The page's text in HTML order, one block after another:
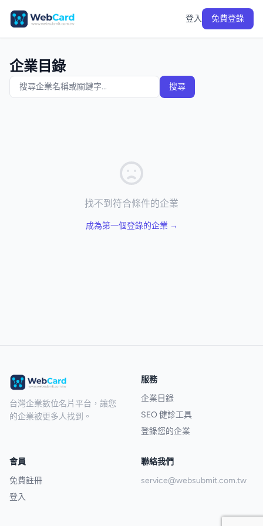
登入 免費登錄
企業目錄
搜尋
找不到符合條件的企業
成為第一個登錄的企業 →
台灣企業數位名片平台，讓您
的企業被更多人找到。
服務
企業目錄
SEO 健診工具
登錄您的企業
會員
免費註冊
登入
聯絡我們
service@websubmit.com.tw